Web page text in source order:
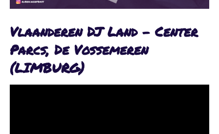
Vlaanderen DJ Land - Center
Parcs, De Vossemeren
(LIMBURG)